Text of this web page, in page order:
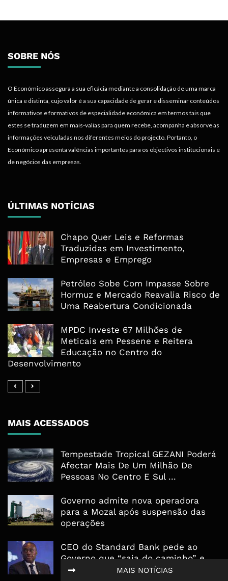
MAIS NOTÍCIAS
SOBRE NÓS
O Económico assegura a sua eficácia mediante a consolidação de uma marca
única e distinta, cujo valor é a sua capacidade de gerar e disseminar conteúdos
informativos e formativos de especialidade económica em termos tais que
estes se traduzem em mais-valias para quem recebe, acompanha e absorve as
informações veiculadas nos diferentes meios do projecto. Portanto, o
Económico apresenta valências importantes para os objectivos institucionais e
de negócios das empresas.
ÚLTIMAS NOTÍCIAS
Chapo Quer Leis e Reformas
Traduzidas em Investimento,
Empresas e Emprego
Petróleo Sobe Com Impasse Sobre
Hormuz e Mercado Reavalia Risco de
Uma Reabertura Condicionada
MPDC Investe 67 Milhões de
Meticais em Pessene e Reitera
Educação no Centro do
Desenvolvimento
MAIS ACESSADOS
Tempestade Tropical GEZANI Poderá
Afectar Mais De Um Milhão De
Pessoas No Centro E Sul ...
Governo admite nova operadora
para a Mozal após suspensão das
operações
CEO do Standard Bank pede ao
Governo que “saia do caminho” e
facilite os negócios